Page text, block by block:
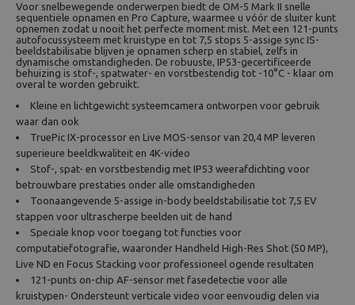
Voor snelbewegende onderwerpen biedt de OM-5 Mark II snelle
sequentiële opnamen en Pro Capture, waarmee u vóór de sluiter kunt
opnemen zodat u nooit het perfecte moment mist. Met een 121-punts
autofocussysteem met kruistype en tot 7,5 stops 5-assige sync IS-
beeldstabilisatie blijven je opnamen scherp en stabiel, zelfs in
dynamische omstandigheden. De robuuste, IP53-gecertificeerde
behuizing is stof-, spatwater- en vorstbestendig tot -10°C - klaar om
overal te worden gebruikt.
Kleine en lichtgewicht systeemcamera ontworpen voor gebruik
waar dan ook
TruePic IX-processor en Live MOS-sensor van 20,4 MP leveren
superieure beeldkwaliteit en 4K-video
Stof-, spat- en vorstbestendig met IP53 weerafdichting voor
betrouwbare prestaties onder alle omstandigheden
Toonaangevende 5-assige in-body beeldstabilisatie tot 7,5 EV
stappen voor ultrascherpe beelden uit de hand
Speciale knop voor toegang tot functies voor
computatiefotografie, waaronder Handheld High-Res Shot (50 MP),
Live ND en Focus Stacking voor professioneel ogende resultaten
121-punts on-chip AF-sensor met fasedetectie voor alle
kruistypen- Ondersteunt verticale video voor eenvoudig delen via